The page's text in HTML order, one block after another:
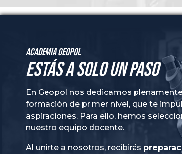
Academia GeoPol
Estás a solo un paso
En Geopol nos dedicamos
formación de primer nivel, que te
aspiraciones. Para ello, hemos
nuestro equipo docente.
Al unirte a nosotros, recibirás